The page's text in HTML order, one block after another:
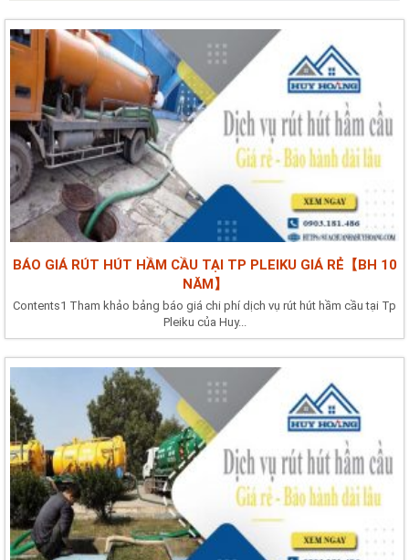
BÁO GIÁ RÚT HÚT HẦM CẦU TẠI TP PLEIKU GIÁ RẺ【BH 10
NĂM】
Contents1 Tham khảo bảng báo giá chi phí dịch vụ rút hút hầm cầu tại Tp
Pleiku của Huy...